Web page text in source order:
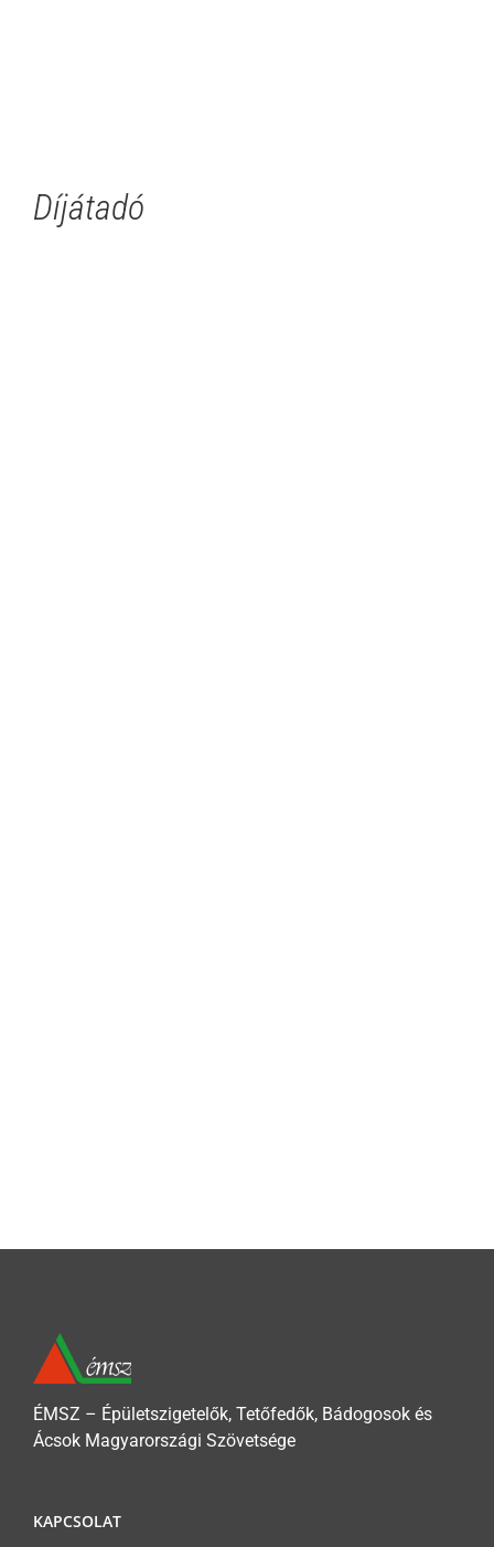
Díjátadó
ÉMSZ – Épületszigetelők, Tetőfedők, Bádogosok és
Ácsok Magyarországi Szövetsége
KAPCSOLAT